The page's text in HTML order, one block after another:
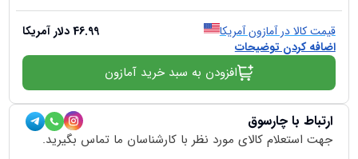
قیمت کالا در آمازون آمریکا 46.99دلار آمریکا
اضافه کردن توضیحات
افزودن به سبد خرید آمازون
ارتباط با چارسوق
جهت استعلام کالای مورد نظر با کارشناسان ما تماس بگیرید.